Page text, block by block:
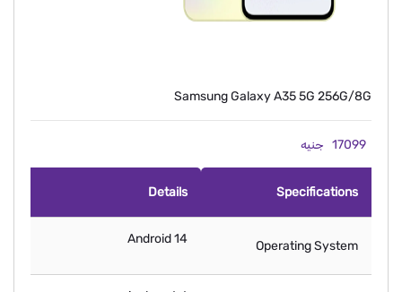
Samsung Galaxy A35 5G 256G/8G
17099 جنيه
Specifications
Details
Operating System
Android 14